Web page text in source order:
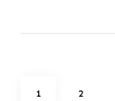
STRONA
1 STRONA
2